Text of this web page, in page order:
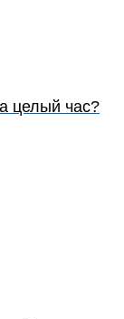
целый час?